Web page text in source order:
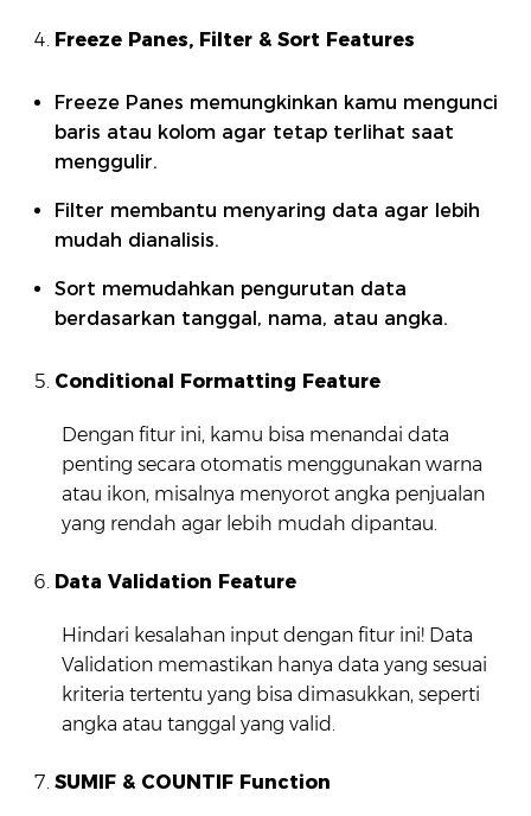
Freeze Panes, Filter & Sort Features
Freeze Panes memungkinkan kamu mengunci
baris atau kolom agar tetap terlihat saat
menggulir.
Filter membantu menyaring data agar lebih
mudah dianalisis.
Sort memudahkan pengurutan data
berdasarkan tanggal, nama, atau angka.
Conditional Formatting Feature
Dengan fitur ini, kamu bisa menandai data
penting secara otomatis menggunakan warna
atau ikon, misalnya menyorot angka penjualan
yang rendah agar lebih mudah dipantau.
Data Validation Feature
Hindari kesalahan input dengan fitur ini! Data
Validation memastikan hanya data yang sesuai
kriteria tertentu yang bisa dimasukkan, seperti
angka atau tanggal yang valid.
SUMIF & COUNTIF Function